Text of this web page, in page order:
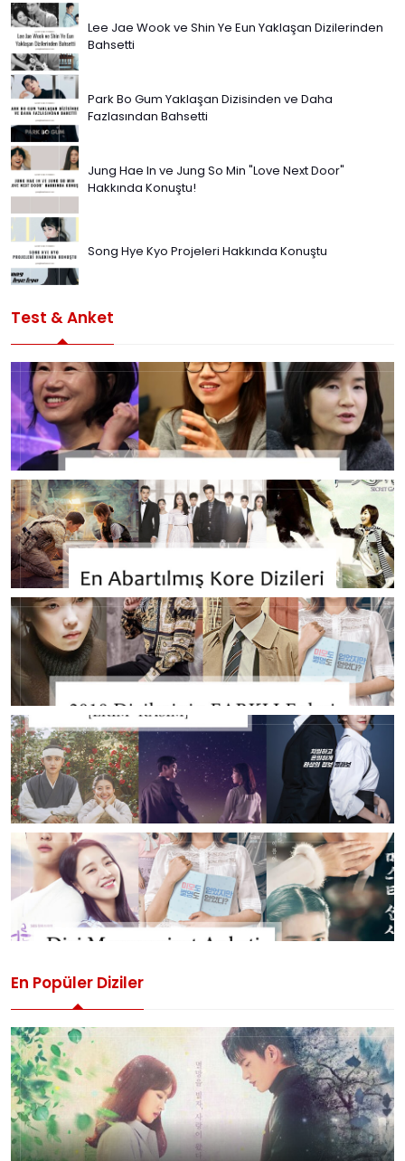
Lee Jae Wook ve Shin Ye Eun Yaklaşan Dizilerinden
Bahsetti
Park Bo Gum Yaklaşan Dizisinden ve Daha
Fazlasından Bahsetti
Jung Hae In ve Jung So Min "Love Next Door"
Hakkında Konuştu!
Song Hye Kyo Projeleri Hakkında Konuştu
Test & Anket
En Popüler Diziler